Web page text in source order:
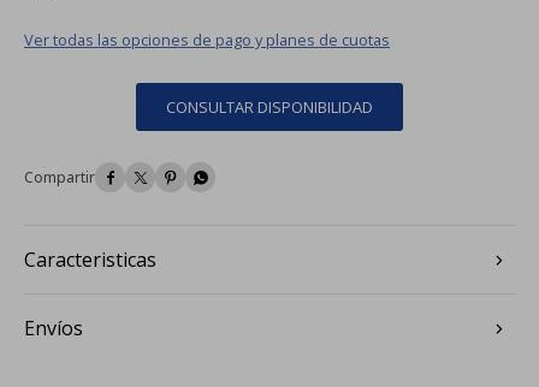
Ver todas las opciones de pago y planes de cuotas
CONSULTAR DISPONIBILIDAD
   
Caracteristicas
Envíos